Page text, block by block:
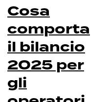
Cosa
comporta
il bilancio
2025 per
gli